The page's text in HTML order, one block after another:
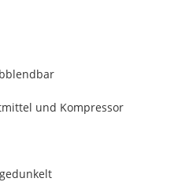
und Kompressor